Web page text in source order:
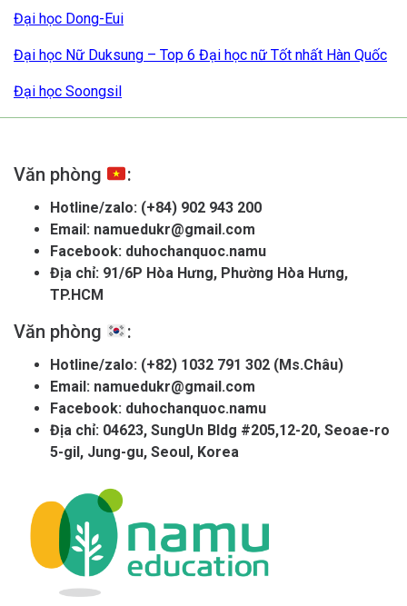
Đại học Dong-Eui
Đại học Nữ Duksung – Top 6 Đại học nữ Tốt nhất Hàn Quốc
Đại học Soongsil
Văn phòng :
Hotline/zalo: (+84) 902 943 200
Email: namuedukr@gmail.com
Facebook: duhochanquoc.namu
Địa chỉ: 91/6P Hòa Hưng, Phường Hòa Hưng,
TP.HCM
Văn phòng :
Hotline/zalo: (+82) 1032 791 302 (Ms.Châu)
Email: namuedukr@gmail.com
Facebook: duhochanquoc.namu
Địa chỉ: 04623, SungUn Bldg #205,12-20, Seoae-ro
5-gil, Jung-gu, Seoul, Korea